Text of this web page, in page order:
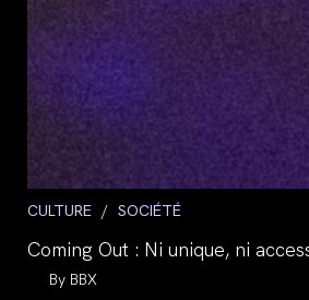
Post
CULTURE / SOCIÉTÉ
Coming Out : Ni unique, ni
Auteur/autrice
BBX